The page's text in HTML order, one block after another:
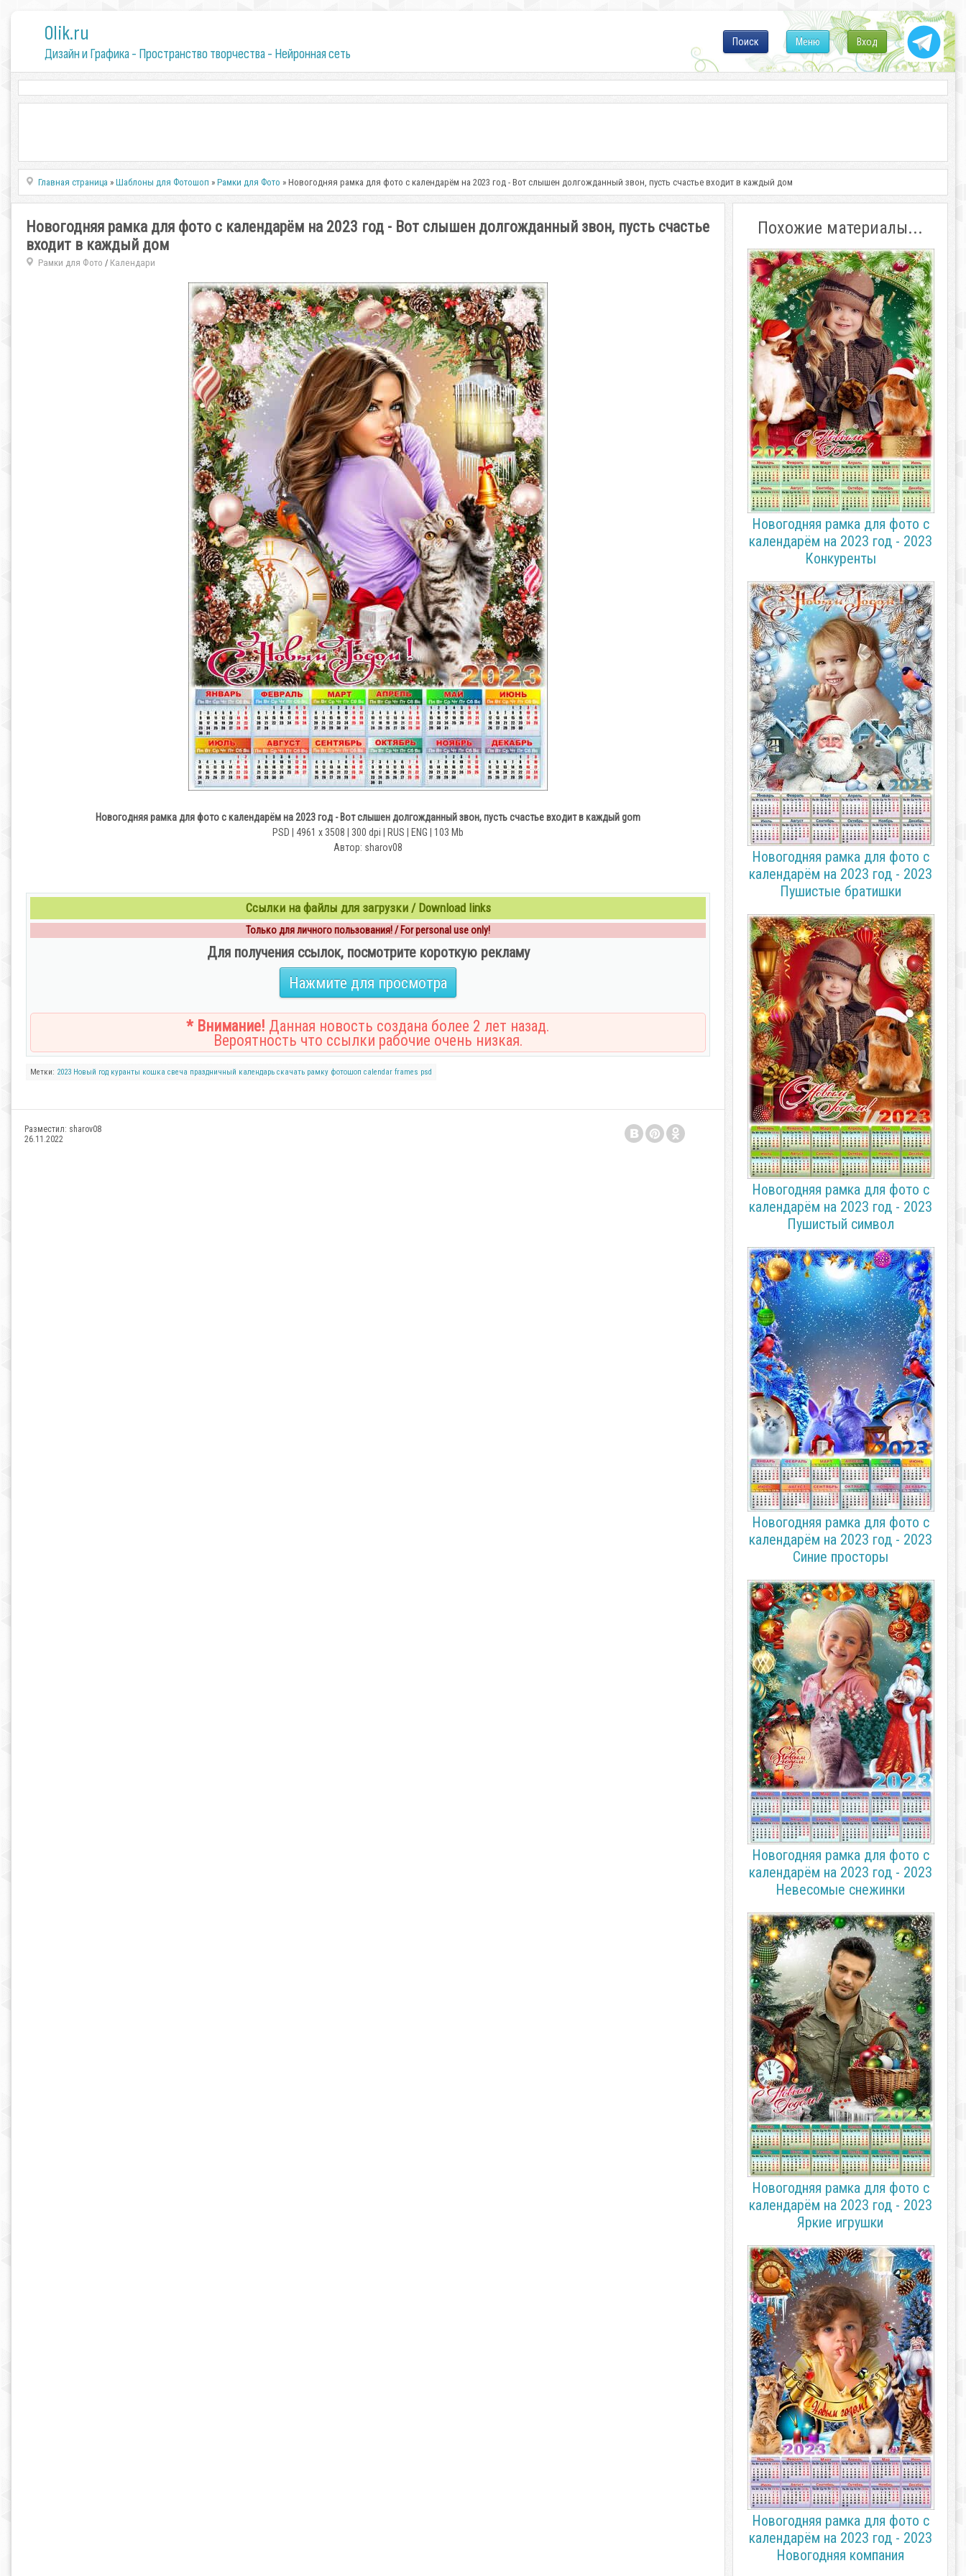
0lik.ru
Дизайн и Графика - Пространство творчества - Нейронная сеть
Вход
Меню
Поиск
Главная страница »Шаблоны для Фотошоп »Рамки для Фото » Новогодняя рамка для фото с календарём на 2023 год - Вот слышен долгожданный звон, пусть счастье входит в каждый дом
Новогодняя рамка для фото с календарём на 2023 год - Вот слышен долгожданный звон, пусть счастье
входит в каждый дом
Рамки для Фото / Календари
Новогодняя рамка для фото с календарём на 2023 год - Вот слышен долгожданный звон, пусть счастье входит в каждый gom
PSD | 4961 х 3508 | 300 dpi | RUS | ENG | 103 Mb
Автор: sharov08
Ссылки на файлы для загрузки / Download links
Только для личного пользования! / For personal use only!
Для получения ссылок, посмотрите короткую рекламу
Нажмите для просмотра
* Внимание! Данная новость создана более 2 лет назад.
Вероятность что ссылки рабочие очень низкая.
Метки: 2023 Новый год куранты кошка свеча праздничный календарь скачать рамку фотошоп calendar frames psd
Разместил: sharov08
26.11.2022
Похожие материалы...
Новогодняя рамка для фото с
календарём на 2023 год - 2023
Конкуренты
Новогодняя рамка для фото с
календарём на 2023 год - 2023
Пушистые братишки
Новогодняя рамка для фото с
календарём на 2023 год - 2023
Пушистый символ
Новогодняя рамка для фото с
календарём на 2023 год - 2023
Синие просторы
Новогодняя рамка для фото с
календарём на 2023 год - 2023
Невесомые снежинки
Новогодняя рамка для фото с
календарём на 2023 год - 2023
Яркие игрушки
Новогодняя рамка для фото с
календарём на 2023 год - 2023
Новогодняя компания